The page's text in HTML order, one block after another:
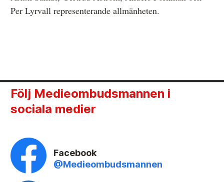
Per Lyrvall representerande allmänheten.
Följ Medieombudsmannen i
sociala medier
Facebook
@Medieombudsmannen